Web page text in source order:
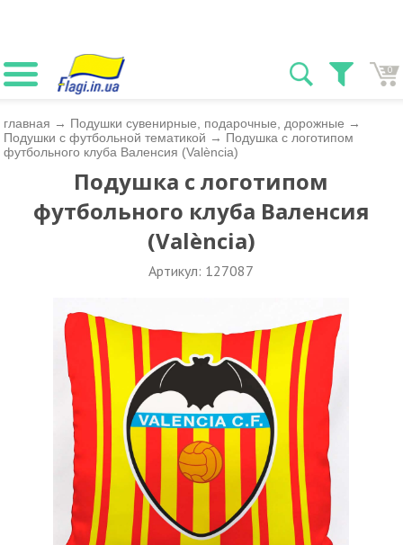
0
главная → Подушки сувенирные, подарочные, дорожные →
Подушки с футбольной тематикой → Подушка с логотипом
футбольного клуба Валенсия (València)
Подушка с логотипом
футбольного клуба Валенсия
(València)
Артикул: 127087